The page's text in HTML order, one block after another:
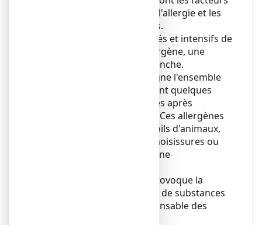
et substances déclenchant l'allergie et les
troubles qui y sont associés.
Au cours de contacts répétés et intensifs de
notre organisme avec l'allergène, une
réaction allergique se déclenche.
La réaction allergique désigne l'ensemble
des symptômes apparaissant quelques
minutes ou quelques heures après
l'exposition aux allergènes. Ces allergènes
sont issus de plantes, de poils d'animaux,
d'aliments, d'acariens, de moisissures ou
sont des substances d'origine
Cette réaction allergique provoque la
libération dans l'organisme de substances
telles que l'histamine responsable des